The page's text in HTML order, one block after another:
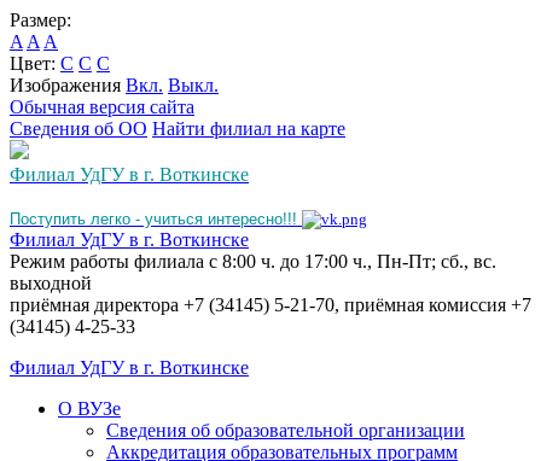
Размер:
A A A
Цвет: C C C
Изображения Вкл. Выкл.
Обычная версия сайта
Сведения об ОО Найти филиал на карте
Филиал УдГУ в г. Воткинске
Поступить легко - учиться интересно!!!
Филиал УдГУ в г. Воткинске
Режим работы филиала с 8:00 ч. до 17:00 ч., Пн-Пт; сб., вс.
выходной
приёмная директора +7 (34145) 5-21-70, приёмная комиссия +7
(34145) 4-25-33
Филиал УдГУ в г. Воткинске
О ВУЗе
Сведения об образовательной организации
Аккредитация образовательных программ